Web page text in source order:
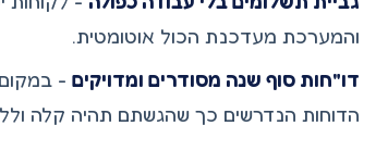
והמערכת מעדכנת הכול אוטומטית.
דו"חות סוף שנה מסודרים ומדויקים -
הדוחות הנדרשים כך שהגשתם תהיה קלה